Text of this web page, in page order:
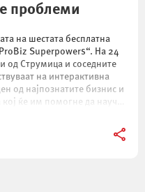
проблеми
на шестата бесплатна
Superpowers“. На 24
од Струмица и соседните
на интерактивна
од најпознатите бизнис и
ќе им помогне да научат